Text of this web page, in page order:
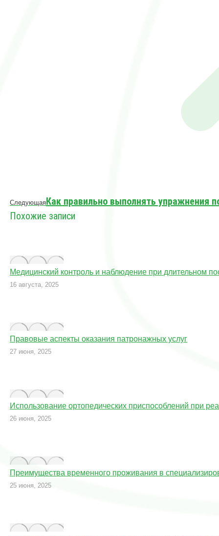
СледующаяСледующая
Как правильно выполнять упражнения
Похожие записи
Медицинский контроль и наблюдение при длительном
16 августа, 2025
Правовые аспекты оказания патронажных услуг
27 июня, 2025
Использование ортопедических приспособлений при
26 июня, 2025
Преимущества временного проживания в
25 июня, 2025